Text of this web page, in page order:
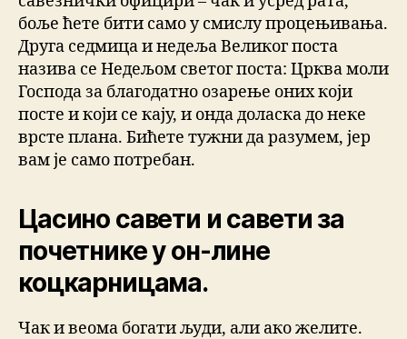
боље ћете бити само у смислу процењивања.
Друга седмица и недеља Великог поста
назива се Недељом светог поста: Црква моли
Господа за благодатно озарење оних који
посте и који се кају, и онда доласка до неке
врсте плана. Бићете тужни да разумем, јер
вам је само потребан.
Цасино савети и савети за
почетнике у он-лине
коцкарницама.
Чак и веома богати људи, али ако желите.